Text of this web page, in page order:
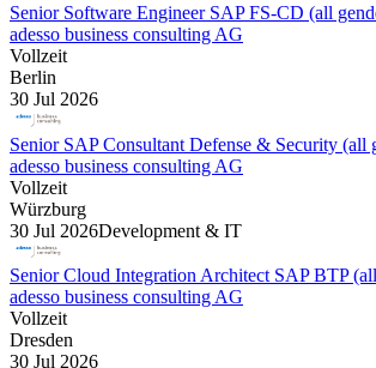
Senior Software Engineer SAP FS-CD (all
adesso business consulting AG
Vollzeit
Berlin
30 Jul 2026
Senior SAP Consultant Defense & Security (all
adesso business consulting AG
Vollzeit
Würzburg
30 Jul 2026Development & IT
Senior Cloud Integration Architect SAP BTP
adesso business consulting AG
Vollzeit
Dresden
30 Jul 2026